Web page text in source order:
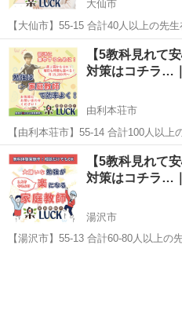
大仙市
【大仙市】55-15 合計40人以上の先
多数在籍✨ お子様の勉強対策で悩まれてる親御様へ✉️ 「スマホばかり
で勉強しない」「塾に通わせたけど
せたいけど...
秋田 大仙市 家庭教師
【5教科見れて
対策はコチラ…
由利本荘市
【由利本荘市】55-14 合計100人以
生も多数在籍✨ お子様の勉強対策で悩まれてる親御様へ✉️ 「スマホば
かりで勉強しない」「塾に通わせた
通わせた...
秋田 由利本荘市 家庭教師
【5教科見れて
対策はコチラ…
湯沢市
【湯沢市】55-13 合計60-80人以上